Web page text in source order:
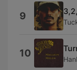
9
10